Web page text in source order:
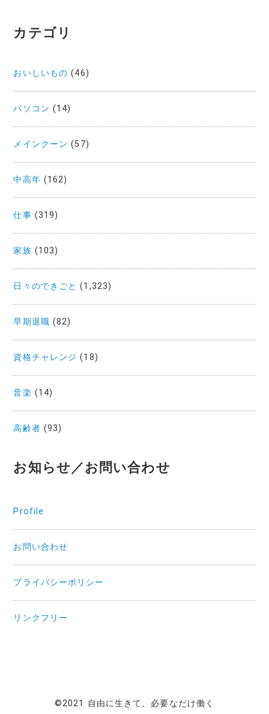
カテゴリ
おいしいもの (46)
パソコン (14)
メインクーン (57)
中高年 (162)
仕事 (319)
家族 (103)
日々のできごと (1,323)
早期退職 (82)
資格チャレンジ (18)
音楽 (14)
高齢者 (93)
お知らせ／お問い合わせ
Profile
お問い合わせ
プライバシーポリシー
リンクフリー
©2021 自由に生きて、必要なだけ働く